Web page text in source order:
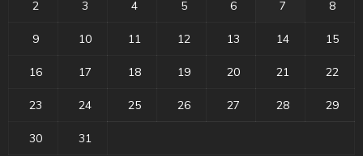
2 3 4 5 6 7 8
9 10 11 12 13 14 15
16 17 18 19 20 21 22
23 24 25 26 27 28 29
30 31